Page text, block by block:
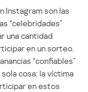
Instagram son las
“celebridades”
una cantidad
en un sorteo.
“confiables”
cosa: la víctima
en estos